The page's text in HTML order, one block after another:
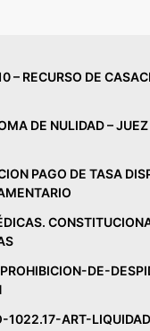
– RECURSO DE
DE NULIDAD – JUEZ
PAGO DE TASA
DE-
1022.17-ART-